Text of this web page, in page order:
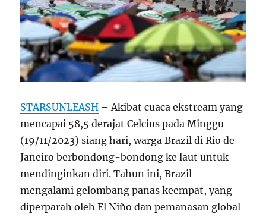
STARSUNLEASH – Akibat cuaca ekstream yang
mencapai 58,5 derajat Celcius pada Minggu
(19/11/2023) siang hari, warga Brazil di Rio de
Janeiro berbondong-bondong ke laut untuk
mendinginkan diri. Tahun ini, Brazil
mengalami gelombang panas keempat, yang
diperparah oleh El Niño dan pemanasan global